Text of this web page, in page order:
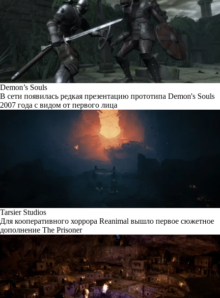
Demon’s Souls
В сети появилась редкая презентацию прототипа Demon's Souls
2007 года с видом от первого лица
Tarsier Studios
Для кооперативного хоррора Reanimal вышло первое сюжетное
дополнение The Prisoner